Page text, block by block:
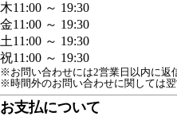
木11:00 ～ 19:30
金11:00 ～ 19:30
土11:00 ～ 19:30
祝11:00 ～ 19:30
※お問い合わせには2営業日以内に返
※時間外のお問い合わせに関しては翌
お支払について